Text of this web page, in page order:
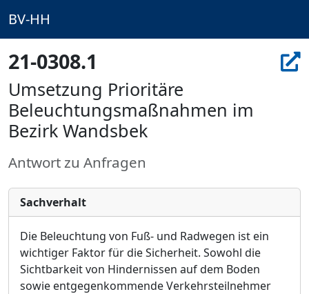
BV-HH
21-0308.1
Umsetzung Prioritäre
Beleuchtungsmaßnahmen im
Bezirk Wandsbek
Antwort zu Anfragen
Sachverhalt
Die Beleuchtung von Fuß- und Radwegen ist ein
wichtiger Faktor für die Sicherheit. Sowohl die
Sichtbarkeit von Hindernissen auf dem Boden
sowie entgegenkommende Verkehrsteilnehmer